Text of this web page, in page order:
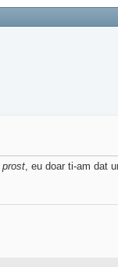
prost, eu doar ti-am dat